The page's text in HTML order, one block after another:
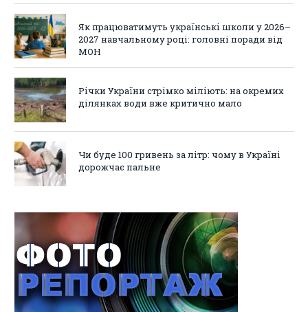
Як працюватимуть українські школи у 2026–
2027 навчальному році: головні поради від
МОН
Річки України стрімко міліють: на окремих
ділянках води вже критично мало
Чи буде 100 гривень за літр: чому в Україні
дорожчає пальне